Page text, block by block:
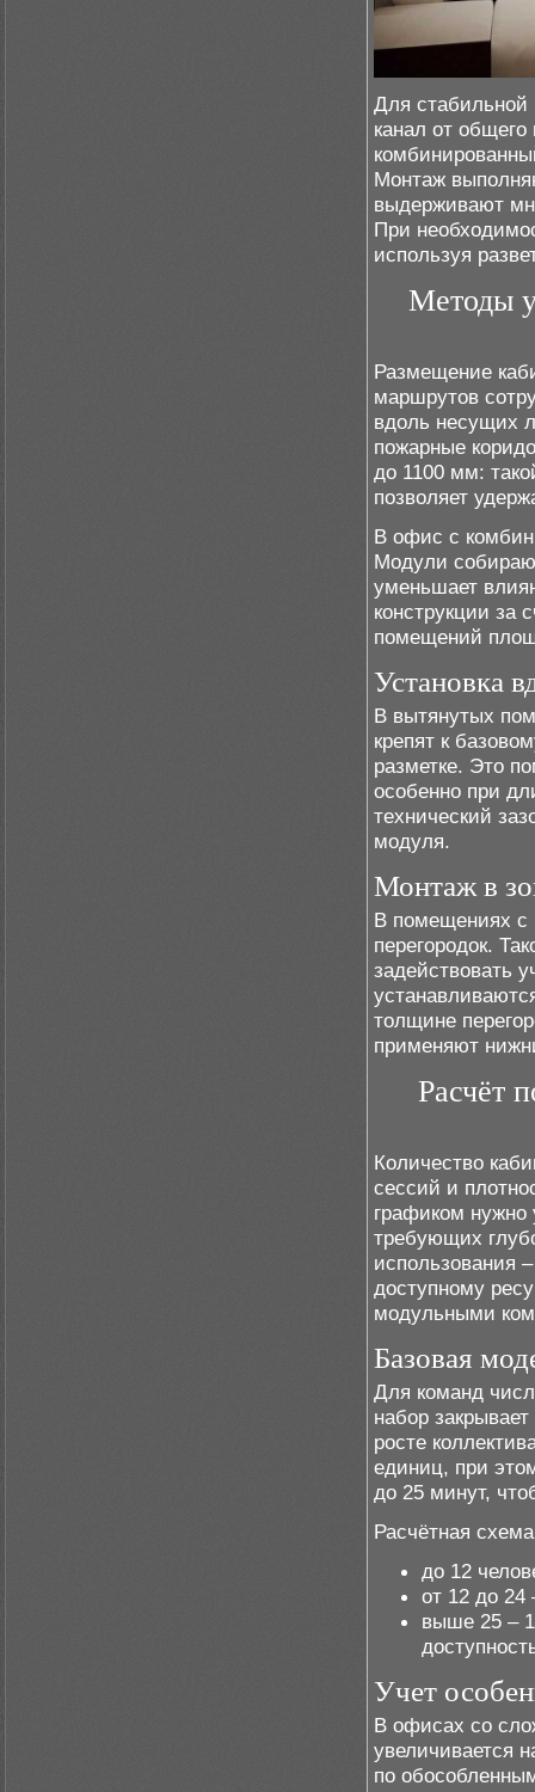
Для стабильной
канал от
Монтаж
выдерживают
При
используя
Методы
Размещение
маршрутов
вдоль несущих
пожарные
до 1100 мм:
позволяет
В офис с
Модули
уменьшает
конструкции за
помещений
Установка
В вытянутых
крепят к
разметке. Это
особенно при
технический
модуля.
Монтаж в
В помещениях с
перегородок.
задействовать
толщине
применяют
Расчёт
Количество
сессий и
графиком нужно
требующих
использования
доступному
модульными
Базовая
Для команд
набор
росте
единиц, при
до 25 минут,
Расчётная
до 12
от 12 до 24
выше 25 – 1
Учет
В офисах со
увеличивается
по